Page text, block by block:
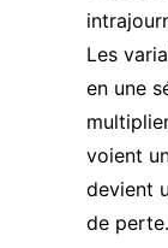
Les
en une
voient
devient
de perte.